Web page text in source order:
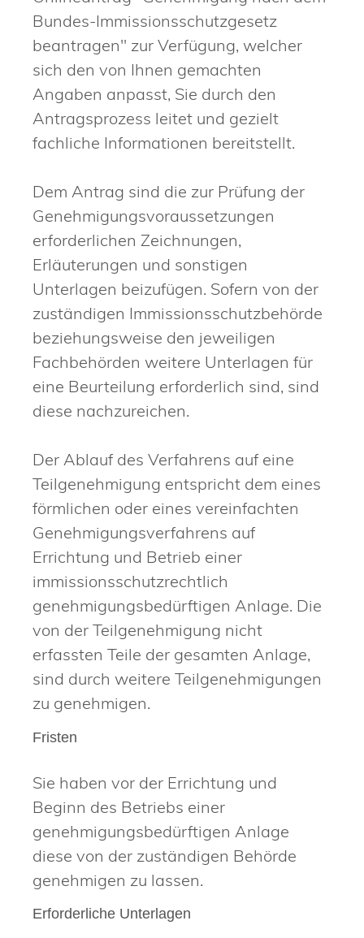
Bundes-Immissionsschutzgesetz
beantragen" zur Verfügung, welcher
sich den von Ihnen gemachten
Angaben anpasst, Sie durch den
Antragsprozess leitet und gezielt
fachliche Informationen bereitstellt.
Dem Antrag sind die zur Prüfung der
Genehmigungsvoraussetzungen
erforderlichen Zeichnungen,
Erläuterungen und sonstigen
Unterlagen beizufügen. Sofern von der
zuständigen Immissionsschutzbehörde
beziehungsweise den jeweiligen
Fachbehörden weitere Unterlagen für
eine Beurteilung erforderlich sind, sind
diese nachzureichen.
Der Ablauf des Verfahrens auf eine
Teilgenehmigung entspricht dem eines
förmlichen oder eines vereinfachten
Genehmigungsverfahrens auf
Errichtung und Betrieb einer
immissionsschutzrechtlich
genehmigungsbedürftigen Anlage. Die
von der Teilgenehmigung nicht
erfassten Teile der gesamten Anlage,
sind durch weitere Teilgenehmigungen
zu genehmigen.
Fristen
Sie haben vor der Errichtung und
Beginn des Betriebs einer
genehmigungsbedürftigen Anlage
diese von der zuständigen Behörde
genehmigen zu lassen.
Erforderliche Unterlagen